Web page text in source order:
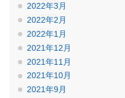
2022年3月
2022年2月
2022年1月
2021年12月
2021年11月
2021年10月
2021年9月